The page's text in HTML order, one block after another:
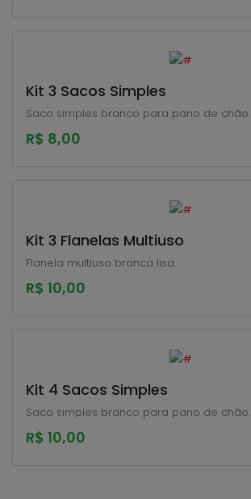
Kit 3 Sacos Simples
Saco simples branco para pano de chão.
R$ 8,00
Kit 3 Flanelas Multiuso
Flanela multiuso branca lisa.
R$ 10,00
Kit 4 Sacos Simples
Saco simples branco para pano de chão.
R$ 10,00